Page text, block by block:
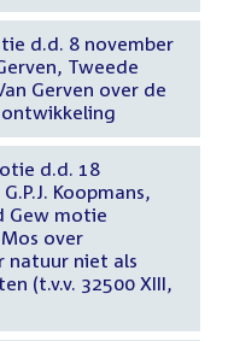
d.d. 8 november
Tweede
Gerven over de
d.d. 18
Koopmans,
Gew motie
over
natuur niet als
(t.v.v. 32500 XIII,